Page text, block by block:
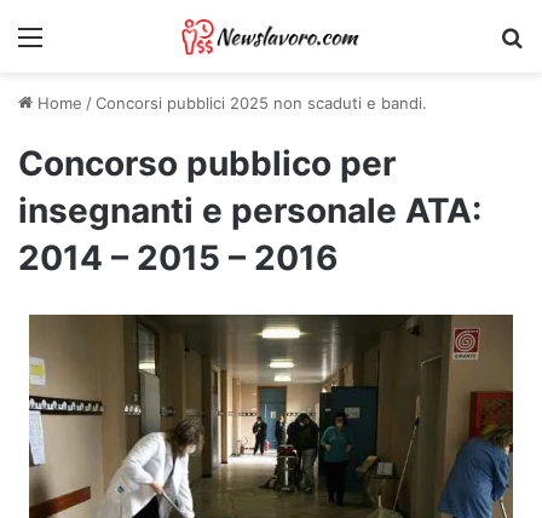
Menu
Home /Concorsi pubblici 2025 non scaduti e bandi.
Concorso pubblico per
insegnanti e personale ATA:
2014 – 2015 – 2016